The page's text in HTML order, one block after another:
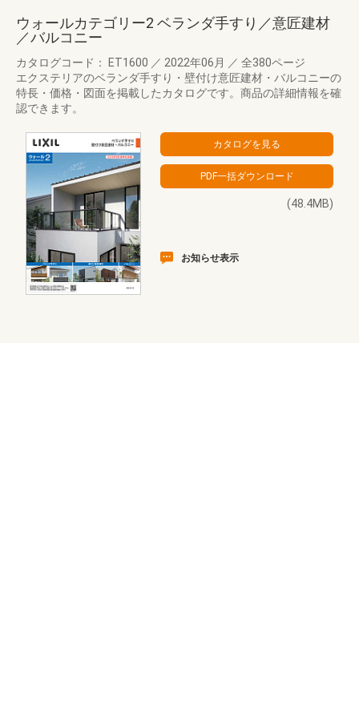
ウォールカテゴリー2 ベランダ手すり／意匠建材
／バルコニー
カタログコード： ET1600 ／ 2022年06月 ／ 全380ページ
エクステリアのベランダ手すり・壁付け意匠建材・バルコニーの
特長・価格・図面を掲載したカタログです。商品の詳細情報を確
認できます。
(48.4MB)
お知らせ表示